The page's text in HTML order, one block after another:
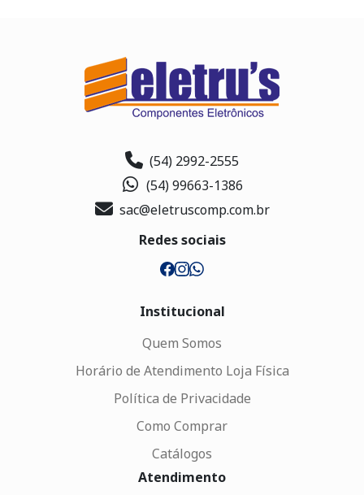
(54) 2992-2555
(54) 99663-1386
sac@eletruscomp.com.br
Redes sociais
Institucional
Quem Somos
Horário de Atendimento Loja Física
Política de Privacidade
Como Comprar
Catálogos
Atendimento